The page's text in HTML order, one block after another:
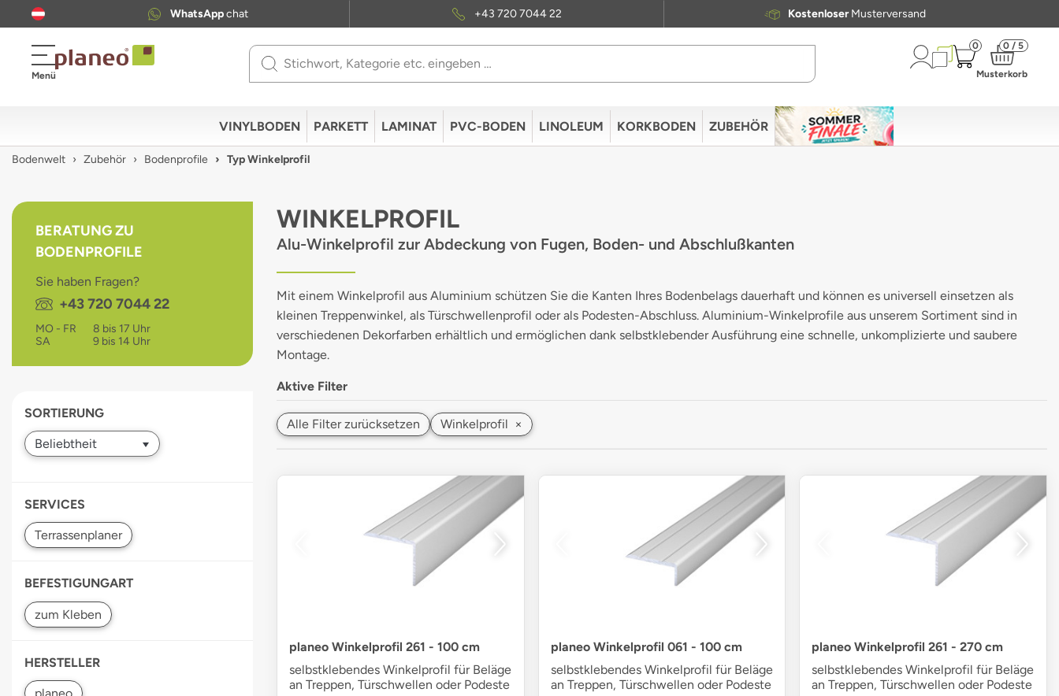
WhatsAppchat +43 720 7044 22 Kostenloser Musterversand
Menü
Use
down
to
Press
enter
selected
search
result.
Touch
users
use
touch
0 0 / 5
Musterkorb
VINYLBODEN PARKETT LAMINAT PVC-BODEN LINOLEUM KORKBODEN ZUBEHÖR
Bodenwelt Zubehör Bodenprofile Typ Winkelprofil
BERATUNG ZU
BODENPROFILE
Sie haben Fragen?
Telefon:
+43 720 7044 22
MO - FR
8 bis 17 Uhr
SA
9 bis 14 Uhr
SORTIERUNG
SERVICES
BEFESTIGUNGART
HERSTELLER
WINKELPROFIL
Alu-Winkelprofil zur Abdeckung von Fugen, Boden- und Abschlußkanten
Mit einem Winkelprofil aus Aluminium schützen Sie die Kanten Ihres Bodenbelags dauerhaft und können es universell einsetzen als
kleinen Treppenwinkel, als Türschwellenprofil oder als Podesten-Abschluss. Aluminium-Winkelprofile aus unserem Sortiment sind in
verschiedenen Dekorfarben erhältlich und ermöglichen dank selbstklebender Ausführung eine schnelle, unkomplizierte und saubere
Montage.
Aktive Filter
Alle Filter zurücksetzen Winkelprofil ×
planeo Winkelprofil 261 - 100 cm
selbstklebendes Winkelprofil für Beläge
an Treppen, Türschwellen oder Podeste
planeo Winkelprofil 061 - 100 cm
selbstklebendes Winkelprofil für Beläge
an Treppen, Türschwellen oder Podeste
planeo Winkelprofil 261 - 270 cm
selbstklebendes Winkelprofil für Beläge
an Treppen, Türschwellen oder Podeste